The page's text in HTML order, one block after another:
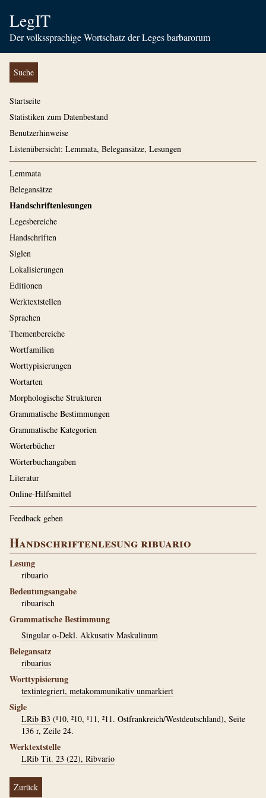
LegIT
Der volkssprachige Wortschatz der Leges barbarorum
Suche
Startseite
Statistiken zum Datenbestand
Benutzerhinweise
Listenübersicht: Lemmata, Belegansätze, Lesungen
Lemmata
Belegansätze
Handschriftenlesungen
Legesbereiche
Handschriften
Siglen
Lokalisierungen
Editionen
Werktextstellen
Sprachen
Themenbereiche
Wortfamilien
Worttypisierungen
Wortarten
Morphologische Strukturen
Grammatische Bestimmungen
Grammatische Kategorien
Wörterbücher
Wörterbuchangaben
Literatur
Online-Hilfsmittel
Feedback geben
Handschriftenlesung ribuario
Lesung
ribuario
Bedeutungsangabe
ribuarisch
Grammatische Bestimmung
Singular o-Dekl. Akkusativ Maskulinum
Belegansatz
ribuarius
Worttypisierung
textintegriert, metakommunikativ unmarkiert
Sigle
LRib B3 (¹10, ²10, ¹11, ²11. Ostfrankreich/Westdeutschland), Seite
136 r, Zeile 24.
Werktextstelle
LRib Tit. 23 (22), Ribvario
Zurück